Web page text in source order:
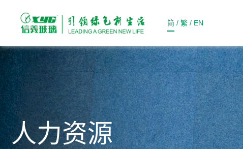
简 /繁 / EN
人力资源